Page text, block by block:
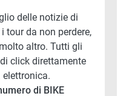
delle notizie di
tour da non perdere,
altro. Tutti gli
click direttamente
di BIKE